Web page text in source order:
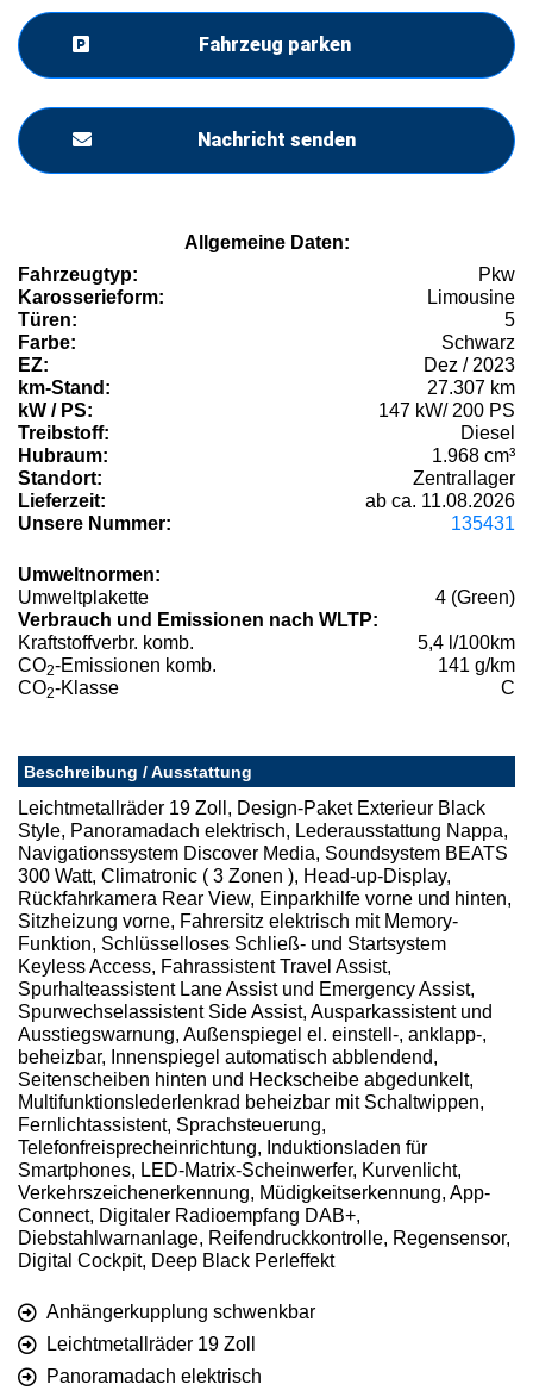
Fahrzeug parken
Nachricht senden
Allgemeine Daten:
Fahrzeugtyp:
Pkw
Karosserieform:
Limousine
Türen:
5
Farbe:
Schwarz
EZ:
Dez / 2023
km-Stand:
27.307 km
kW / PS:
147 kW/ 200 PS
Treibstoff:
Diesel
Hubraum:
1.968 cm³
Standort:
Zentrallager
Lieferzeit:
ab ca. 11.08.2026
Unsere Nummer:
135431
Umweltnormen:
Umweltplakette
4 (Green)
Verbrauch und Emissionen nach WLTP:
Kraftstoffverbr. komb.
5,4 l/100km
CO2-Emissionen komb.
141 g/km
CO2-Klasse C
Beschreibung / Ausstattung
Leichtmetallräder 19 Zoll, Design-Paket Exterieur Black
Style, Panoramadach elektrisch, Lederausstattung Nappa,
Navigationssystem Discover Media, Soundsystem BEATS
300 Watt, Climatronic ( 3 Zonen ), Head-up-Display,
Rückfahrkamera Rear View, Einparkhilfe vorne und hinten,
Sitzheizung vorne, Fahrersitz elektrisch mit Memory-
Funktion, Schlüsselloses Schließ- und Startsystem
Keyless Access, Fahrassistent Travel Assist,
Spurhalteassistent Lane Assist und Emergency Assist,
Spurwechselassistent Side Assist, Ausparkassistent und
Ausstiegswarnung, Außenspiegel el. einstell-, anklapp-,
beheizbar, Innenspiegel automatisch abblendend,
Seitenscheiben hinten und Heckscheibe abgedunkelt,
Multifunktionslederlenkrad beheizbar mit Schaltwippen,
Fernlichtassistent, Sprachsteuerung,
Telefonfreisprecheinrichtung, Induktionsladen für
Smartphones, LED-Matrix-Scheinwerfer, Kurvenlicht,
Verkehrszeichenerkennung, Müdigkeitserkennung, App-
Connect, Digitaler Radioempfang DAB+,
Diebstahlwarnanlage, Reifendruckkontrolle, Regensensor,
Digital Cockpit, Deep Black Perleffekt
Anhängerkupplung schwenkbar
Leichtmetallräder 19 Zoll
Panoramadach elektrisch